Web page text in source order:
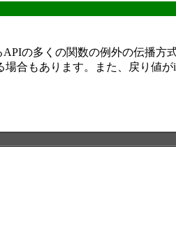
の多くの関数の例外の伝播方
合もあります。また、戻り値